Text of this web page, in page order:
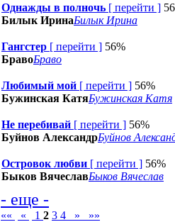
Однажды в полночь [ перейти ]
Билык ИринаБилык Ирина
Гангстер [ перейти ] 56%
БравоБраво
Любимый мой [ перейти ] 56%
Бужинская КатяБужинская Катя
Не перебивай [ перейти ] 56%
Буйнов АлександрБуйнов
Островок любви [ перейти ] 56%
Быков ВячеславБыков Вячеслав
- еще -
«« « 1 2 3 4 » »»